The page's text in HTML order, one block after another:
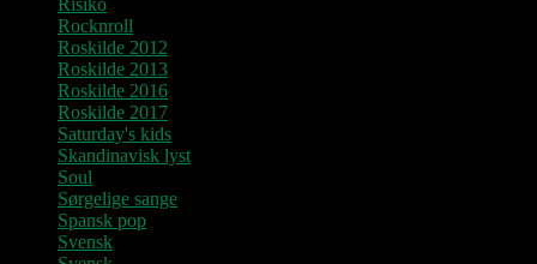
Risiko
Rocknroll
Roskilde 2012
Roskilde 2013
Roskilde 2016
Roskilde 2017
Saturday's kids
Skandinavisk lyst
Soul
Sørgelige sange
Spansk pop
Svensk